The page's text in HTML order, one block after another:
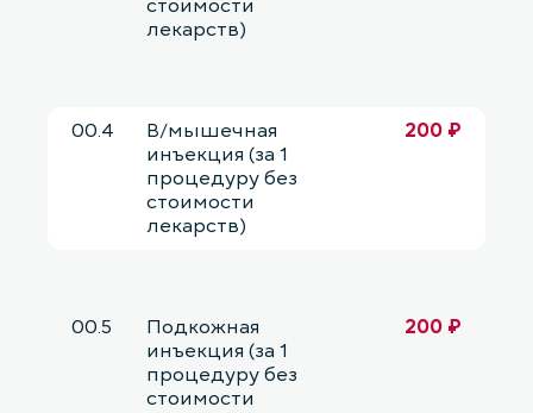
стоимости
лекарств)
00.4
В/мышечная
инъекция (за 1
процедуру без
стоимости
лекарств)
200 ₽
00.5
Подкожная
инъекция (за 1
процедуру без
стоимости
200 ₽